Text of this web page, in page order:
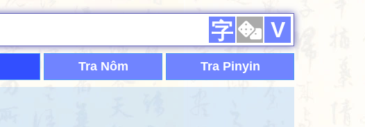
字 V
Tra Nôm Tra Pinyin